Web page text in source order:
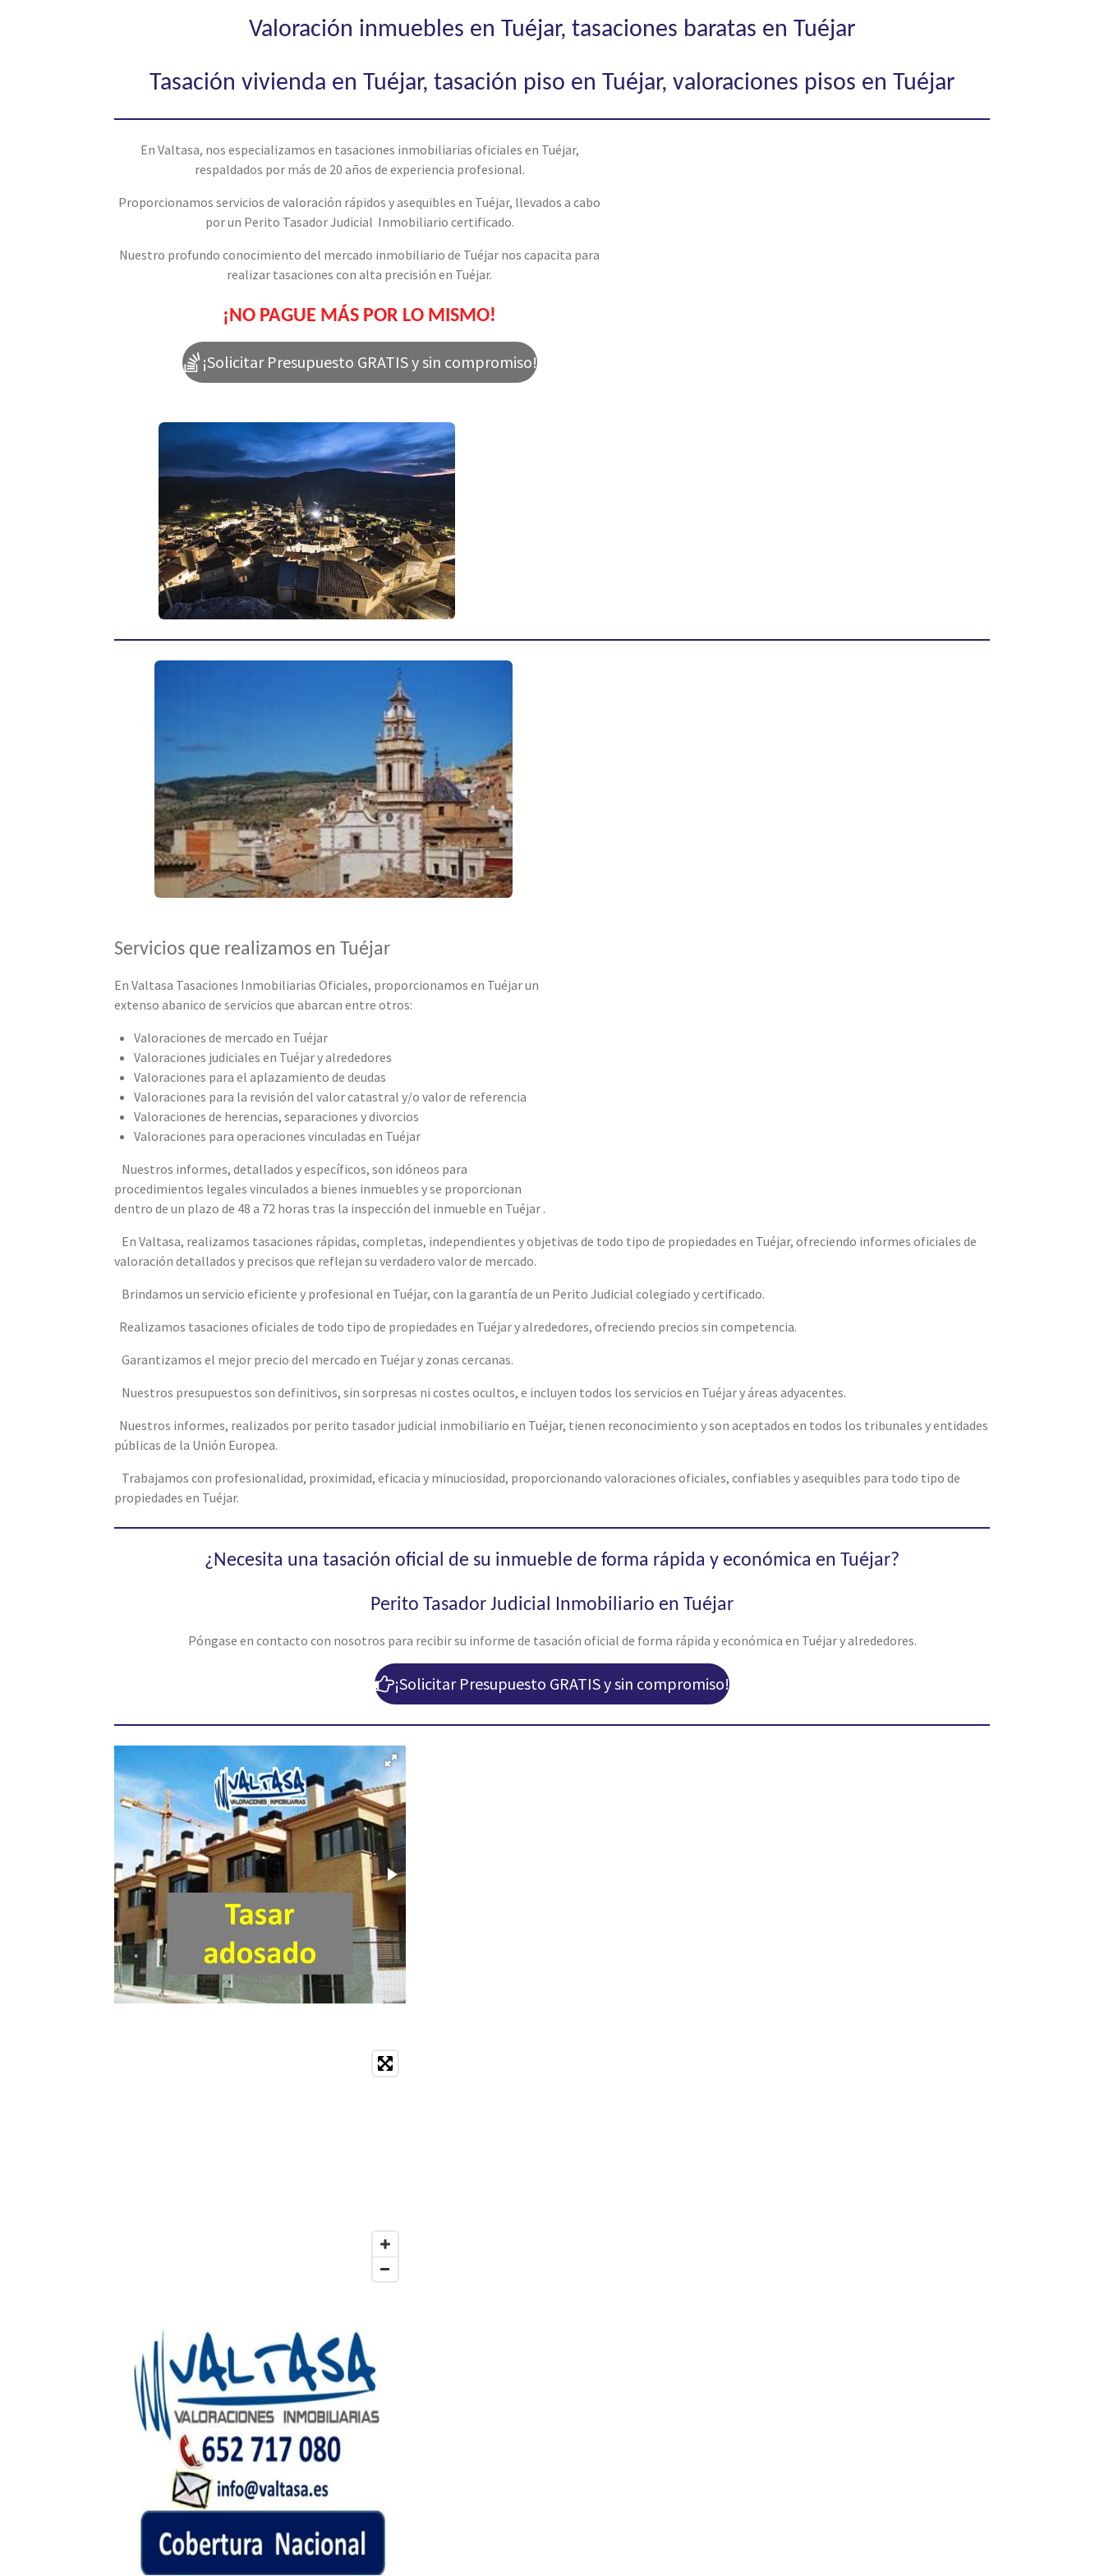
Valoración inmuebles en Tuéjar, tasaciones baratas en Tuéjar
Tasación vivienda en Tuéjar, tasación piso en Tuéjar, valoraciones pisos en Tuéjar
En Valtasa, nos especializamos en tasaciones inmobiliarias oficiales en Tuéjar,
respaldados por más de 20 años de experiencia profesional.
Proporcionamos servicios de valoración rápidos y asequibles en Tuéjar, llevados a cabo
por un Perito Tasador Judicial Inmobiliario certificado.
Nuestro profundo conocimiento del mercado inmobiliario de Tuéjar nos capacita para
realizar tasaciones con alta precisión en Tuéjar.
¡NO PAGUE MÁS POR LO MISMO!
¡Solicitar Presupuesto GRATIS y sin compromiso!
Servicios que realizamos en Tuéjar
En Valtasa Tasaciones Inmobiliarias Oficiales, proporcionamos en Tuéjar un
extenso abanico de servicios que abarcan entre otros:
Valoraciones de mercado en Tuéjar
Valoraciones judiciales en Tuéjar y alrededores
Valoraciones para el aplazamiento de deudas
Valoraciones para la revisión del valor catastral y/o valor de referencia
Valoraciones de herencias, separaciones y divorcios
Valoraciones para operaciones vinculadas en Tuéjar
Nuestros informes, detallados y específicos, son idóneos para
procedimientos legales vinculados a bienes inmuebles y se proporcionan
dentro de un plazo de 48 a 72 horas tras la inspección del inmueble en Tuéjar .
En Valtasa, realizamos tasaciones rápidas, completas, independientes y objetivas de todo tipo de propiedades en Tuéjar, ofreciendo informes oficiales de
valoración detallados y precisos que reflejan su verdadero valor de mercado.
Brindamos un servicio eficiente y profesional en Tuéjar, con la garantía de un Perito Judicial colegiado y certificado.
Realizamos tasaciones oficiales de todo tipo de propiedades en Tuéjar y alrededores, ofreciendo precios sin competencia.
Garantizamos el mejor precio del mercado en Tuéjar y zonas cercanas.
Nuestros presupuestos son definitivos, sin sorpresas ni costes ocultos, e incluyen todos los servicios en Tuéjar y áreas adyacentes.
Nuestros informes, realizados por perito tasador judicial inmobiliario en Tuéjar, tienen reconocimiento y son aceptados en todos los tribunales y entidades
públicas de la Unión Europea.
Trabajamos con profesionalidad, proximidad, eficacia y minuciosidad, proporcionando valoraciones oficiales, confiables y asequibles para todo tipo de
propiedades en Tuéjar.
¿Necesita una tasación oficial de su inmueble de forma rápida y económica en Tuéjar?
Perito Tasador Judicial Inmobiliario en Tuéjar
Póngase en contacto con nosotros para recibir su informe de tasación oficial de forma rápida y económica en Tuéjar y alrededores.
¡Solicitar Presupuesto GRATIS y sin compromiso!